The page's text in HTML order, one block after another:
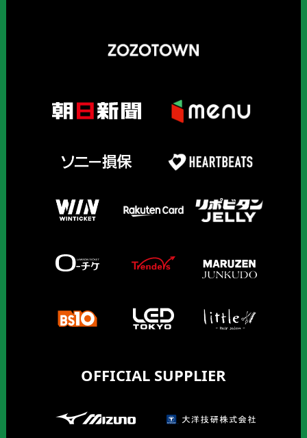
OFFICIAL SUPPLIER